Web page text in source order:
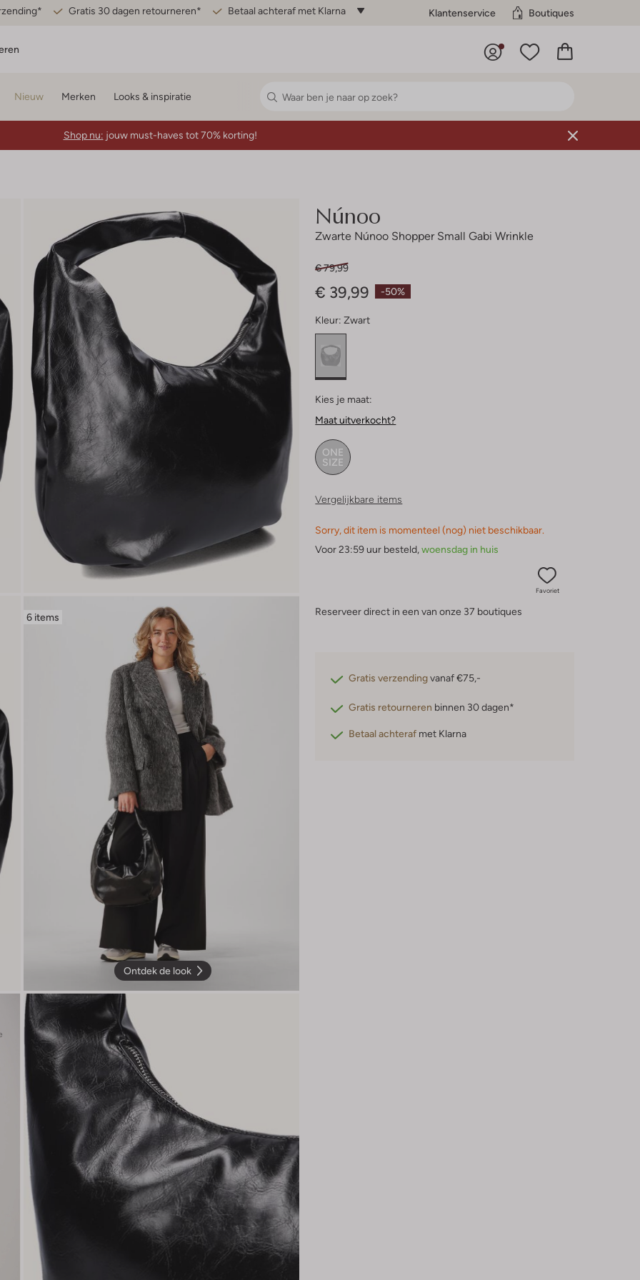
Gratis 30 dagen retourneren* Betaal achteraf met Klarna Klantenservice Boutiques
Nieuw Merken Looks & inspiratie
Shop nu: jouw must-haves tot 70% korting!
6 items
Ontdek de look
Núnoo
Zwarte Núnoo Shopper Small Gabi Wrinkle
-50%
€ 79,99
€ 39,99
Kleur: Zwart
Kies je maat:
Maat uitverkocht?
ONE
SIZE
Vergelijkbare items
Sorry, dit item is momenteel (nog) niet beschikbaar.
Voor 23:59 uur besteld, woensdag in huis
Favoriet
Reserveer direct in een van onze 37 boutiques
Gratis verzendingvanaf €75,-
Gratis retourneren binnen 30 dagen*
Betaal achteraf met Klarna